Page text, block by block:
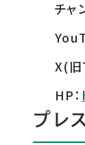
チャ
X(
HP：
プレ